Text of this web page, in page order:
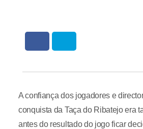
A confiança dos jogadores e
conquista da Taça do Ribatejo era
antes do resultado do jogo ficar